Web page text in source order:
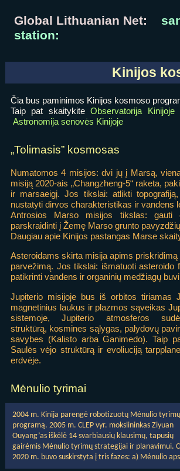
Global Lithuanian Net:
station:
Kinijos
Čia bus paminimos Kinijos kosmoso
Taip pat skaitykiteObservatorija Kinijoje
Astronomija senovės Kinijoje
„Tolimasis” kosmosas
Numatomos 4 misijos: dvi jų į Marsą,
misiją 2020-ais „Changzheng-5“ raketa,
ir marsaeigį. Jos tikslai: atlikti
nustatyti dirvos charakteristikas ir
Antrosios Marso misijos tikslas: gauti
parskraidinti į Žemę Marso grunto
Daugiau apie Kinijos pastangas Marse
Asteroidams skirta misija apims
parvežimą. Jos tikslai: išmatuoti
patikrinti vandens ir organinių medžiagų
Jupiterio misijoje bus iš orbitos tiriamas
magnetinius laukus ir plazmos sąveikas
sistemoje, Jupiterio atmosferos
struktūrą, kosmines sąlygas, palydovų
savybes (Kalisto arba Ganimedo). Taip
Saulės vėjo struktūrą ir evoliuciją
erdvėje.
Mėnulio tyrimai
2004 m. Kinija parengė robotizuotų Mėnulio tyrimų
programą. 2005 m. CLEP vyr. mokslininkas Ziyuan
Ouyang’as iškėlė 14 svarbiausių klausimų, tapusių
gairėmis Mėnulio tyrimų strategijai ir planavimui.
2020 m. buvo suskirstyta į tris fazes: a) Mėnulio